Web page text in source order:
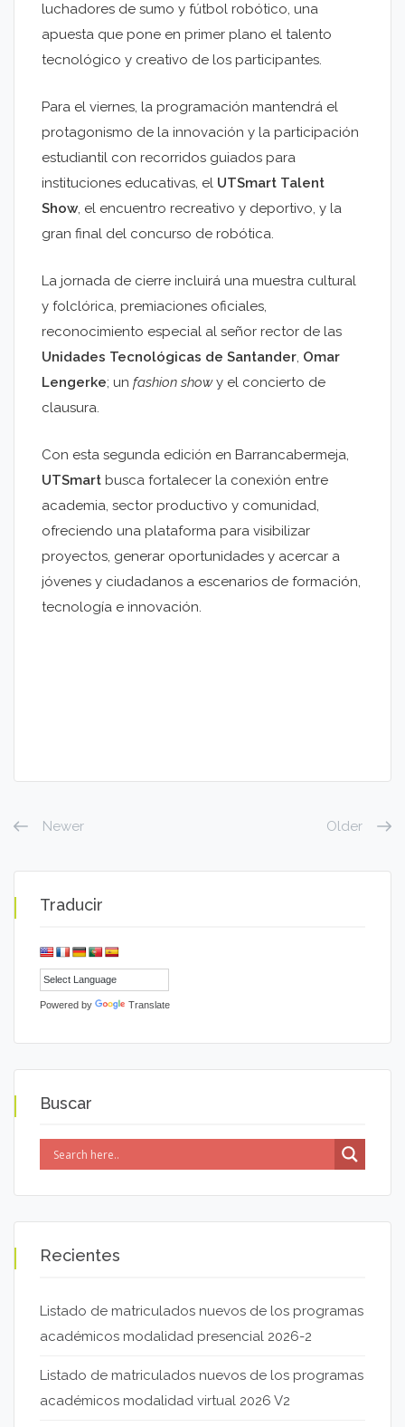
luchadores de sumo y fútbol robótico, una
apuesta que pone en primer plano el talento
tecnológico y creativo de los participantes.
Para el viernes, la programación mantendrá el
protagonismo de la innovación y la participación
estudiantil con recorridos guiados para
instituciones educativas, el UTSmart Talent
Show, el encuentro recreativo y deportivo, y la
gran final del concurso de robótica.
La jornada de cierre incluirá una muestra cultural
y folclórica, premiaciones oficiales,
reconocimiento especial al señor rector de las
Unidades Tecnológicas de Santander, Omar
Lengerke; un fashion showy el concierto de
clausura.
Con esta segunda edición en Barrancabermeja,
UTSmart busca fortalecer la conexión entre
academia, sector productivo y comunidad,
ofreciendo una plataforma para visibilizar
proyectos, generar oportunidades y acercar a
jóvenes y ciudadanos a escenarios de formación,
tecnología e innovación.
Newer Older
Traducir
Powered by Translate
Buscar
Recientes
Listado de matriculados nuevos de los programas
académicos modalidad presencial 2026-2
Listado de matriculados nuevos de los programas
académicos modalidad virtual 2026 V2